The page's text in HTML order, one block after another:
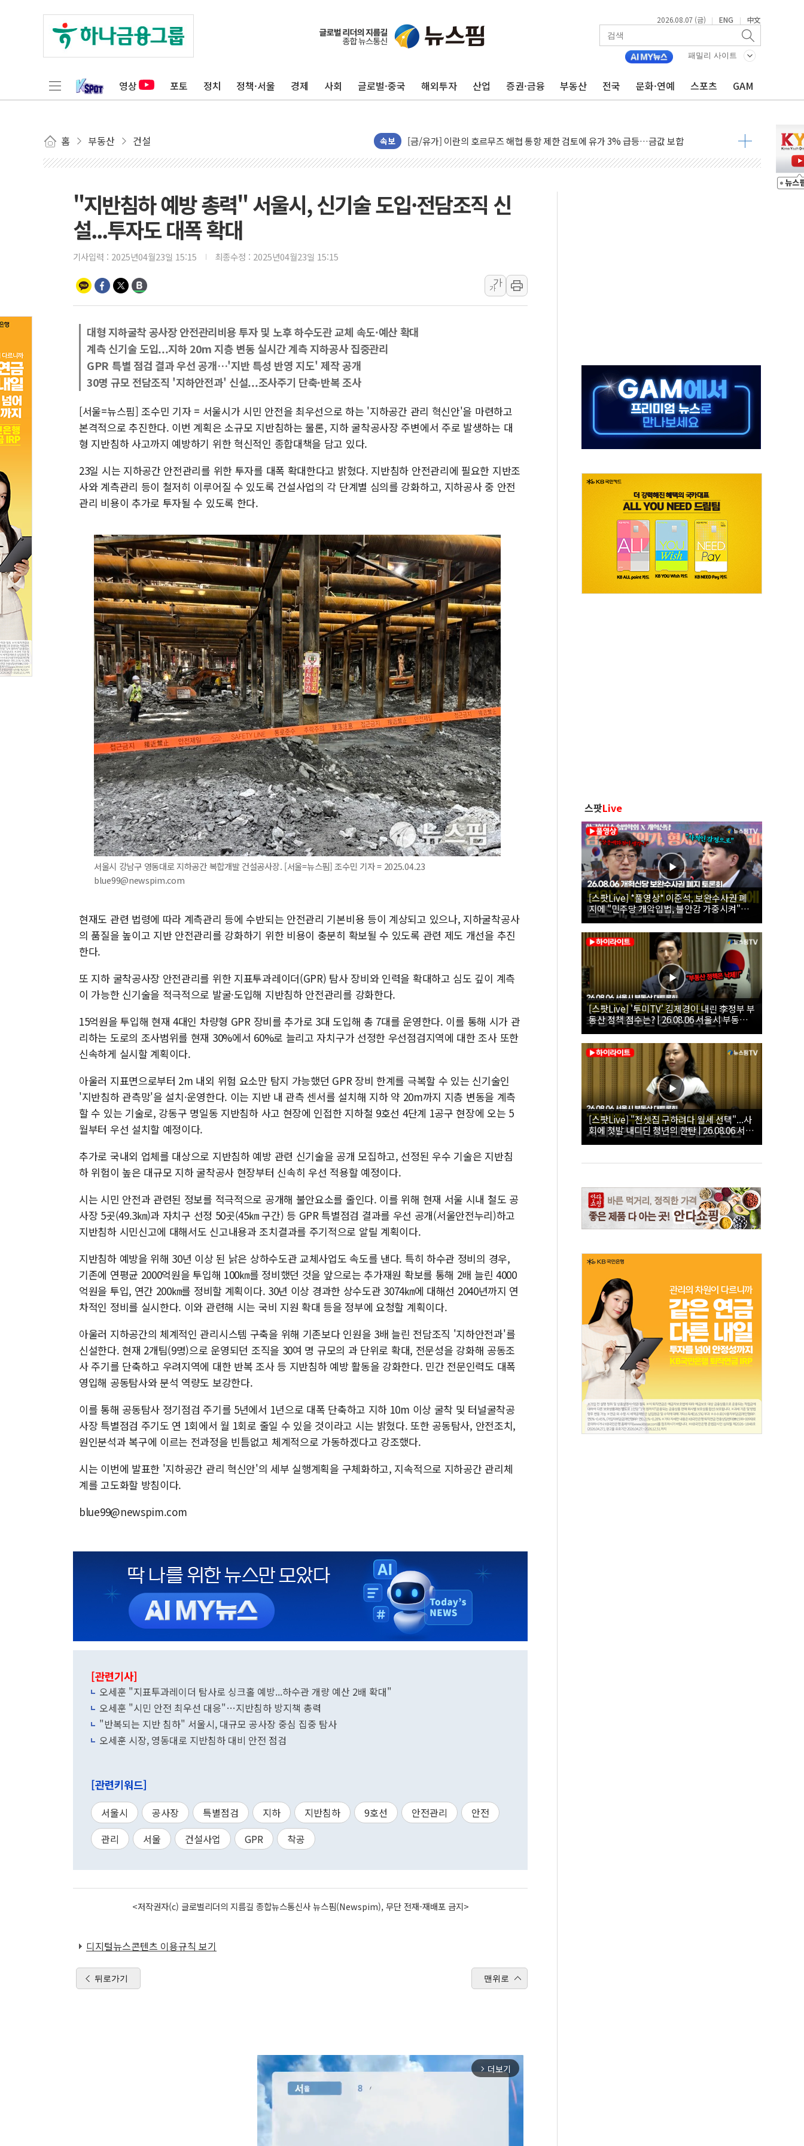
2026.08.07 (금) | ENG | 中文
패밀리 사이트
영상 포토 정치 정책·서울 경제 사회 글로벌·중국 해외투자 산업 증권·금융 부동산 전국 문화·연예 스포츠 GAM
홈 부동산 건설 속보
트럼프, '원정출산 시민권 차단' 행정명령 서명…출생시민권 제한 재시동
트럼프 "이란전 조만간 끝날 것"…군수품 부족설 일축 "막대한 무기 보유"
"세금 부담 덜자"…비거주 1주택자 귀환 조짐에 전월세시장 '긴장'
세금 부담 커진 고가 1주택자…맞교환·재매수·다운사이징 '저울질'
뉴욕증시, 유가·금리 부담에 하락…다우 5거래일 랠리 '마침표'
이란, 오만과 호르무즈 해협 재개방 합의 막바지.."美와 직접 협상 없어"
李대통령, 오늘 부동산 정책 점검 2차 회의…주택 공급 대책 막바지 조율할 듯
[오늘의 정치일정] 8월 7일(금)
리투아니아 국방 "러, 우크라 드론으로 나토 회원국 공격 검토… 거짓 깃발 작전"
구광모, 내주 실리콘밸리서 젠슨 황 재회…로봇·AI 데이터센터·모빌리티 구체화
김정관 장관 "영업이익 N% 성과급 반대…상법·자본시장법 개정 논의"
청와대, 북한 단거리 탄도미사일 발사에 긴급 안보 점검회의
"지반침하 예방 총력" 서울시, 신기술 도입·전담조직 신
설...투자도 대폭 확대
기사입력 : 2025년04월23일 15:15 최종수정 : 2025년04월23일 15:15
가
가
대형 지하굴착 공사장 안전관리비용 투자 및 노후 하수도관 교체 속도·예산 확대
계측 신기술 도입...지하 20m 지층 변동 실시간 계측 지하공사 집중관리
GPR 특별 점검 결과 우선 공개…'지반 특성 반영 지도' 제작 공개
30명 규모 전담조직 '지하안전과' 신설...조사주기 단축·반복 조사
[서울=뉴스핌] 조수민 기자 = 서울시가 시민 안전을 최우선으로 하는 '지하공간 관리 혁신안'을 마련하고
본격적으로 추진한다. 이번 계획은 소규모 지반침하는 물론, 지하 굴착공사장 주변에서 주로 발생하는 대
형 지반침하 사고까지 예방하기 위한 혁신적인 종합대책을 담고 있다.
23일 시는 지하공간 안전관리를 위한 투자를 대폭 확대한다고 밝혔다. 지반침하 안전관리에 필요한 지반조
사와 계측관리 등이 철저히 이루어질 수 있도록 건설사업의 각 단계별 심의를 강화하고, 지하공사 중 안전
관리 비용이 추가로 투자될 수 있도록 한다.
서울시 강남구 영동대로 지하공간 복합개발 건설공사장. [서울=뉴스핌] 조수민 기자 = 2025.04.23
blue99@newspim.com
현재도 관련 법령에 따라 계측관리 등에 수반되는 안전관리 기본비용 등이 계상되고 있으나, 지하굴착공사
의 품질을 높이고 지반 안전관리를 강화하기 위한 비용이 충분히 확보될 수 있도록 관련 제도 개선을 추진
한다.
또 지하 굴착공사장 안전관리를 위한 지표투과레이더(GPR) 탐사 장비와 인력을 확대하고 심도 깊이 계측
이 가능한 신기술을 적극적으로 발굴·도입해 지반침하 안전관리를 강화한다.
15억원을 투입해 현재 4대인 차량형 GPR 장비를 추가로 3대 도입해 총 7대를 운영한다. 이를 통해 시가 관
리하는 도로의 조사범위를 현재 30%에서 60%로 늘리고 자치구가 선정한 우선점검지역에 대한 조사 또한
신속하게 실시할 계획이다.
아울러 지표면으로부터 2m 내외 위험 요소만 탐지 가능했던 GPR 장비 한계를 극복할 수 있는 신기술인
'지반침하 관측망'을 설치·운영한다. 이는 지반 내 관측 센서를 설치해 지하 약 20m까지 지층 변동을 계측
할 수 있는 기술로, 강동구 명일동 지반침하 사고 현장에 인접한 지하철 9호선 4단계 1공구 현장에 오는 5
월부터 우선 설치할 예정이다.
추가로 국내외 업체를 대상으로 지반침하 예방 관련 신기술을 공개 모집하고, 선정된 우수 기술은 지반침
하 위험이 높은 대규모 지하 굴착공사 현장부터 신속히 우선 적용할 예정이다.
시는 시민 안전과 관련된 정보를 적극적으로 공개해 불안요소를 줄인다. 이를 위해 현재 서울 시내 철도 공
사장 5곳(49.3㎞)과 자치구 선정 50곳(45㎞ 구간) 등 GPR 특별점검 결과를 우선 공개(서울안전누리)하고
지반침하 시민신고에 대해서도 신고내용과 조치결과를 주기적으로 알릴 계획이다.
지반침하 예방을 위해 30년 이상 된 낡은 상하수도관 교체사업도 속도를 낸다. 특히 하수관 정비의 경우,
기존에 연평균 2000억원을 투입해 100㎞를 정비했던 것을 앞으로는 추가재원 확보를 통해 2배 늘린 4000
억원을 투입, 연간 200㎞를 정비할 계획이다. 30년 이상 경과한 상수도관 3074㎞에 대해선 2040년까지 연
차적인 정비를 실시한다. 이와 관련해 시는 국비 지원 확대 등을 정부에 요청할 계획이다.
아울러 지하공간의 체계적인 관리시스템 구축을 위해 기존보다 인원을 3배 늘린 전담조직 '지하안전과'를
신설한다. 현재 2개팀(9명)으로 운영되던 조직을 30여 명 규모의 과 단위로 확대, 전문성을 강화해 공동조
사 주기를 단축하고 우려지역에 대한 반복 조사 등 지반침하 예방 활동을 강화한다. 민간 전문인력도 대폭
영입해 공동탐사와 분석 역량도 보강한다.
이를 통해 공동탐사 정기점검 주기를 5년에서 1년으로 대폭 단축하고 지하 10m 이상 굴착 및 터널굴착공
사장 특별점검 주기도 연 1회에서 월 1회로 줄일 수 있을 것이라고 시는 밝혔다. 또한 공동탐사, 안전조치,
원인분석과 복구에 이르는 전과정을 빈틈없고 체계적으로 가동하겠다고 강조했다.
시는 이번에 발표한 '지하공간 관리 혁신안'의 세부 실행계획을 구체화하고, 지속적으로 지하공간 관리체
계를 고도화할 방침이다.
blue99@newspim.com
[관련기사]
오세훈 "지표투과레이더 탐사로 싱크홀 예방...하수관 개량 예산 2배 확대"
오세훈 "시민 안전 최우선 대응"…지반침하 방지책 총력
"반복되는 지반 침하" 서울시, 대규모 공사장 중심 집중 탐사
오세훈 시장, 영동대로 지반침하 대비 안전 점검
[관련키워드]
서울시 공사장 특별점검 지하 지반침하 9호선 안전관리
안전
관리
서울 건설사업 GPR 착공
<저작권자(c) 글로벌리더의 지름길 종합뉴스통신사 뉴스핌(Newspim), 무단 전재-재배포 금지>
디지털뉴스콘텐츠 이용규칙 보기
뒤로가기 맨위로
arrow_forward_ios 더보기
스팟Live
[스팟Live] *풀영상* 이준석, 보완수사권 폐
지에 "민주당 개악입법, 불안감 가중시켜"｜
26.08.06 개혁신당 보완수사권 폐지 토론회
[스팟Live] '투미TV' 김제경이 내린 李정부 부
동산 정책 점수는? | 26.08.06 서울시 부동산
대토론회
[스팟Live] "전셋집 구하려다 월세 선택"...사
회에 첫발 내디딘 청년의 한탄 | 26.08.06 서울
시 부동산 대토론회